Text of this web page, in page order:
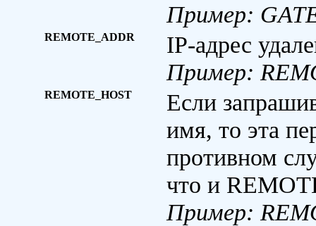
Пример:
REMOTE_ADDR
IP-адрес
Пример:
REMOTE_HOST
Если
имя, то эта
противном
что и
Пример: